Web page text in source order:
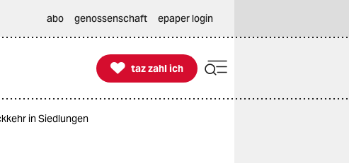
abo genossenschaft epaper login

taz zahl ich
taz zahl ich
in Siedlungen